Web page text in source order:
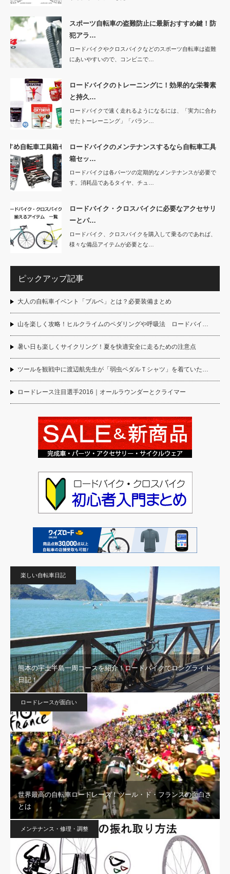
スポーツ自転車の盗難防止に最新おすすめ鍵！防
犯アラ…
ロードバイクやクロスバイクなどのスポーツ自転車は盗難
にあいやすいので、コンビニで…
ロードバイクのトレーニングに！効果的な栄養素
と持久…
ロードバイクで速く走れるようになるには、「実力に合わ
せたトーレーニング」「バラン…
ロードバイクのメンテナンスするなら自転車工具
箱セッ…
ロードバイクは各パーツの定期的なメンテナンスが必要で
す。消耗品であるタイヤ、チュ…
ロードバイク・クロスバイクに必要なアクセサリ
ーとパ…
ロードバイク、クロスバイクを購入して乗るのであれば、
様々な備品アイテムが必要とな…
ピックアップ記事
大人の自転車イベント「ブルベ」とは？必要装備まとめ
山を楽しく攻略！ヒルクライムのペダリングや呼吸法 ロードバイ…
暑い日も楽しくサイクリング！夏を快適安全に走るための注意点
ツールを観戦中に渡辺航先生が「弱虫ペダルＴシャツ」を着ていた…
ロードレース注目選手2016｜オールラウンダーとクライマー
楽しい自転車日記
熊本の宇土半島一周コースを紹介！ロードバイクでロングライド
日記！
ロードレースが面白い
世界最高の自転車ロードレース！ツール・ド・フランスの面白さ
とは
メンテナンス・修理・調整